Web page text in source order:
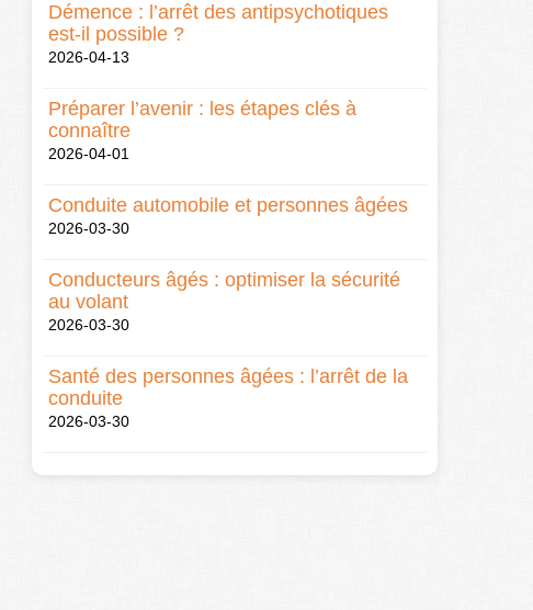
Démence : l’arrêt des antipsychotiques
est-il possible ?
2026-04-13
Préparer l’avenir : les étapes clés à
connaître
2026-04-01
Conduite automobile et personnes âgées
2026-03-30
Conducteurs âgés : optimiser la sécurité
au volant
2026-03-30
Santé des personnes âgées : l’arrêt de la
conduite
2026-03-30